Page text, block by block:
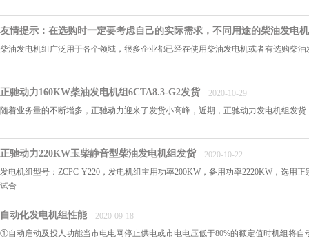
友情提示：在选购时一定要考虑自己的实际需求，不同用途的柴油发电机
柴油发电机组广泛用于各个领域，很多企业都已经在使用柴油发电机或者有选购柴
正驰动力160KW柴油发电机组6CTA8.3-G2发货
2020-10-29
随着业务量的不断增多，正驰动力迎来了发货小高峰，近期，正驰动力发电机组发
正驰动力220KW玉柴静音型柴油发电机组发货
2020-10-22
发电机组型号：ZCPC-Y220，发电机组主用功率200KW，备用功率2220KW，选用
试合...
自动化发电机组性能
2020-09-18
①自动启动及投人功能当市电电网停止供电或市电电压低于80%的额定值时机组将